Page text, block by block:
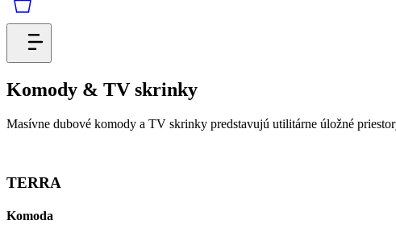
Komody & TV skrinky
Masívne dubové komody a TV skrinky predstavujú utilitárne úložné
TERRA
Komoda